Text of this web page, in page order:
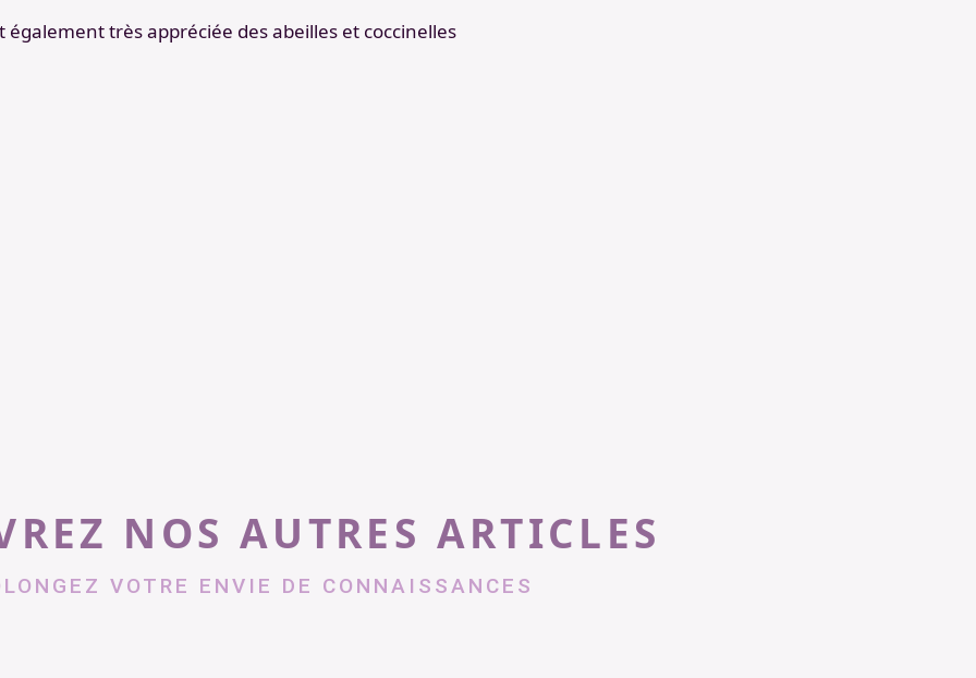
également très appréciée des abeilles et coccinelles
NOS AUTRES ARTICLES
VOTRE ENVIE DE CONNAISSANCES